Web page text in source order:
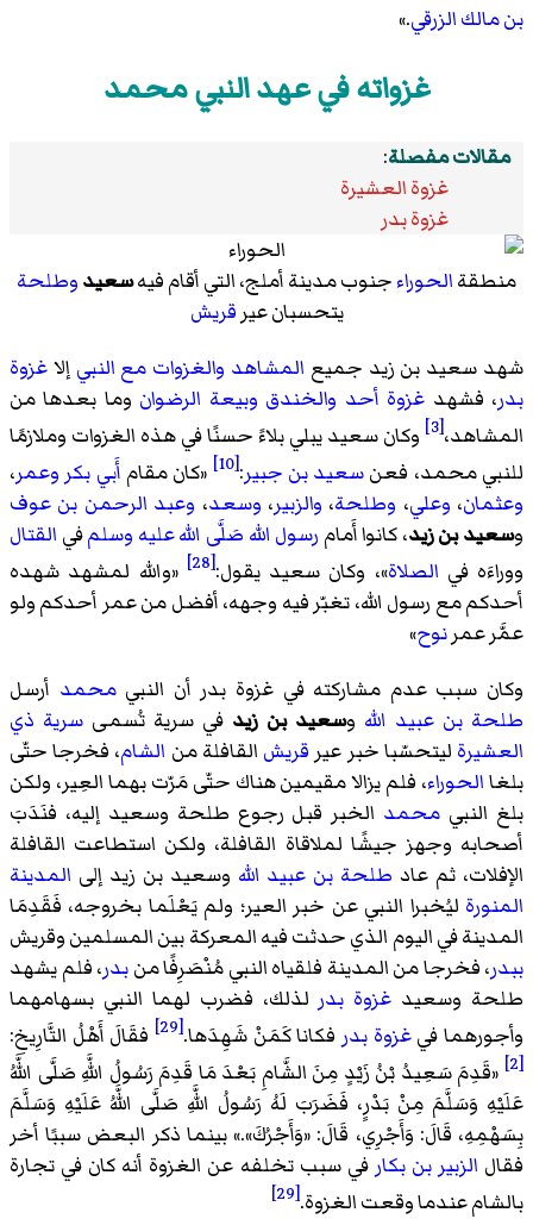
بن مالك الزرقي.»
غزواته في عهد النبي محمد
مقالات مفصلة:
غزوة العشيرة
غزوة بدر
منطقةالحوراءجنوب مدينة أملج، التي أقام فيهسعيدوطلحة
يتحسبان عير قريش
شهد سعيد بن زيد جميع المشاهد والغزوات مع النبي إلاغزوة
بدر، فشهد غزوة أحد والخندق وبيعة الرضوان وما بعدها من
المشاهد،[3]
وكان سعيد يبلي بلاءً حسنًا في هذه الغزوات وملازمًا
للنبي محمد، فعنسعيد بن جبير:
[10]
«كان مقام أَبي بكر وعمر،
وعثمان، وعلي، وطلحة، والزبير، وسعد، وعبد الرحمن بن عوف
وسعيد بن زيد، كانوا أَمام رسول الله صَلَّى الله عليه وسلمفي القتال
ووراءَه في الصلاة»، وكان سعيد يقول:[28]
«والله لمشهد شهده
أحدكم مع رسول الله، تغبّر فيه وجهه، أفضل من عمر أحدكم ولو
عمَّر عمرنوح»
وكان سبب عدم مشاركته في غزوة بدر أن النبيمحمد أرسل
طلحة بن عبيد الله وسعيد بن زيد في سرية تُسمى سرية ذي
العشيرة ليتحسّبا خبر عير قريش القافلة من الشام، فخرجا حتّى
بلغاالحوراء، فلم يزالا مقيمين هناك حتّى مَرّت بهما العِير، ولكن
بلغ النبي محمد الخبر قبل رجوع طلحة وسعيد إليه، فنَدَبَ
أصحابه وجهز جيشًا لملاقاة القافلة، ولكن استطاعت القافلة
الإفلات، ثم عاد طلحة بن عبيد الله وسعيد بن زيد إلى المدينة
المنورة ليُخبرا النبي عن خبر العير؛ ولم يَعْلَما بخروجه، فَقَدِمَا
المدينة في اليوم الذي حدثت فيه المعركة بين المسلمين وقريش
ببدر، فخرجا من المدينة فلقياه النبي مُنْصَرِفًا منبدر، فلم يشهد
طلحة وسعيد غزوة بدر لذلك، فضرب لهما النبي بسهامهما
وأجورهما فيغزوة بدر فكانا كَمَنْ شَهِدَها.[29] فقَالَ أَهْلُ التَّارِيخِ:
[2]
«قَدِمَ سَعِيدُ بْنُ زَيْدٍ مِنَ الشَّامِ بَعْدَ مَا قَدِمَ رَسُولُ اللَّهِ صَلَّى اللَّهُ
عَلَيْهِ وَسَلَّمَ مِنْ بَدْرٍ، فَضَرَبَ لَهُ رَسُولُ اللَّهِ صَلَّى اللَّهُ عَلَيْهِ وَسَلَّمَ
بِسَهْمِهِ، قَالَ: وَأَجْرِي، قَالَ: «وَأَجْرُكَ».» بينما ذكر البعض سببًا أخر
فقال الزبير بن بكار في سبب تخلفه عن الغزوة أنه كان في تجارة
بالشام عندما وقعت الغزوة.[29]